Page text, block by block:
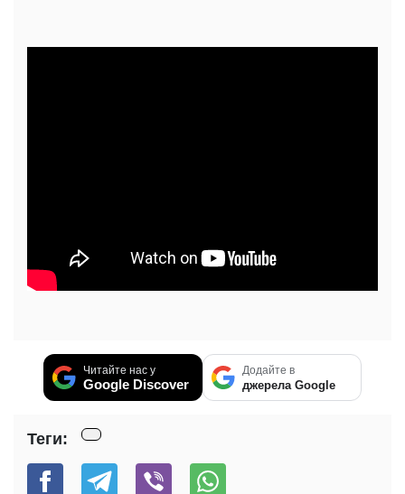
Читайте нас у
Google Discover
Додайте в
джерела Google
Теги: